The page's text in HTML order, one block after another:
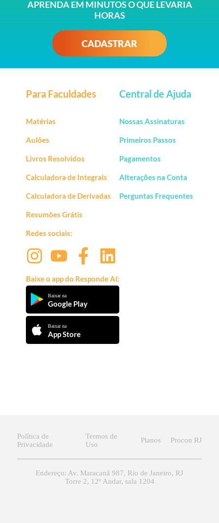
APRENDA EM MINUTOS O QUE LEVARIA
HORAS
CADASTRAR
Para Faculdades
Matérias
Aulões
Livros Resolvidos
Calculadora de Integrais
Calculadora de Derivadas
Resumões Grátis
Redes sociais:
Baixe o app do Responde Aí:
Baixar na
Google Play
Baixar na
App Store
Central de Ajuda
Nossas Assinaturas
Primeiros Passos
Pagamentos
Alterações na Conta
Perguntas Frequentes
Política de
Privacidade
Termos de
Uso
Planos Procon RJ
Endereço: Av. Maracanã 987, Rio de Janeiro, RJ
Torre 2, 12º Andar, sala 1204